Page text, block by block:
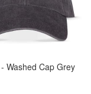
Washed Cap Grey